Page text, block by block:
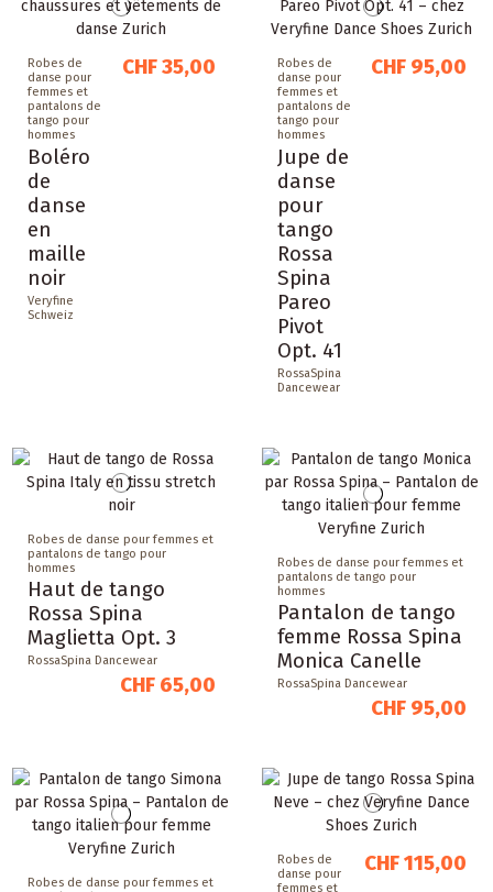
Robes de
danse pour
femmes et
pantalons de
tango pour
hommes
Boléro
de
danse
en
maille
noir
Veryfine
Schweiz
CHF 35,00
Robes de
danse pour
femmes et
pantalons de
tango pour
hommes
Jupe de
danse
pour
tango
Rossa
Spina
Pareo
Pivot
Opt. 41
RossaSpina
Dancewear
CHF 95,00
Robes de danse pour femmes et
pantalons de tango pour
hommes
Haut de tango
Rossa Spina
Maglietta Opt. 3
RossaSpina Dancewear
CHF 65,00
Robes de danse pour femmes et
pantalons de tango pour
hommes
Pantalon de tango
femme Rossa Spina
Monica Canelle
RossaSpina Dancewear
CHF 95,00
Robes de danse pour femmes et
Robes de
danse pour
femmes et
CHF 115,00